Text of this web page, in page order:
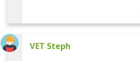
VET Steph